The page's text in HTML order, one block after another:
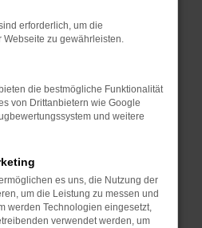
Seiten
die Seite in einem
neu.
helfen, vorübergehende
dem neuesten Stand
birgt nicht nur ein
kann auch dazu
erforderlich, um die
Webseite zu gewährleisten.
die bestmögliche Funktionalität
von Drittanbietern wie Google
und weitere
es uns, die Nutzung der
um die Leistung zu messen und
werden Technologien eingesetzt,
verwendet werden, um